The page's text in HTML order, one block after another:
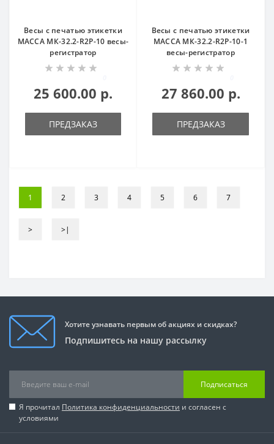
Весы с печатью этикетки
МАССА МК-32.2-R2P-10 весы-
регистратор
25 600.00 р.
ПРЕДЗАКАЗ
Весы с печатью этикетки
МАССА МК-32.2-R2P-10-1
весы-регистратор
27 860.00 р.
ПРЕДЗАКАЗ
1 2 3 4 5 6 7
> >|
Хотите узнавать первым об акциях и скидках?
Подпишитесь на нашу рассылку
Подписаться
Я прочитал Политика конфиденциальности и согласен с
условиями